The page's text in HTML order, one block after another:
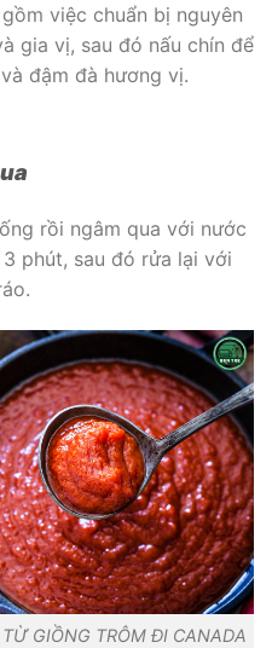
việc chuẩn bị nguyên
gia vị, sau đó nấu chín để
đậm đà hương vị.
rồi ngâm qua với nước
phút, sau đó rửa lại với
GIỒNG TRÔM ĐI CANADA